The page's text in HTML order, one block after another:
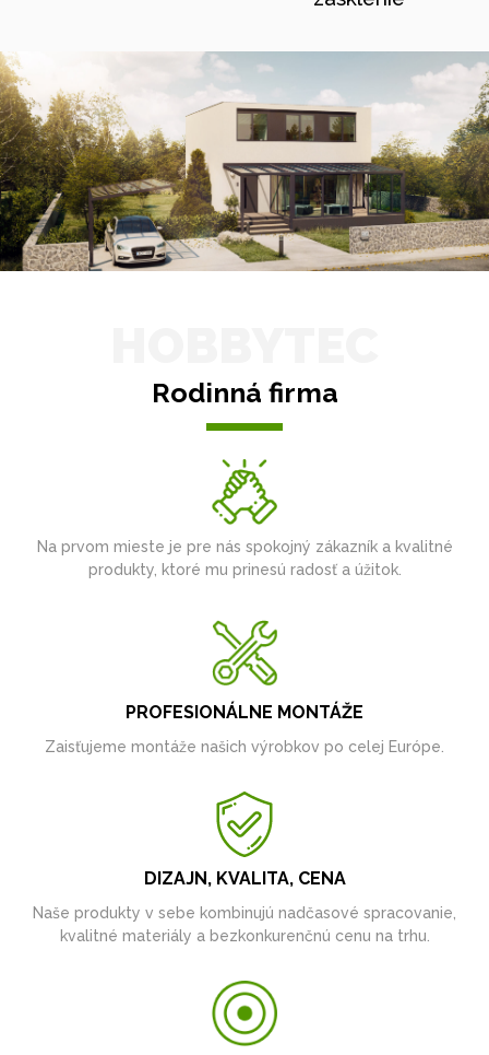
Rodinná firma
Na prvom mieste je pre nás spokojný zákazník a kvalitné
produkty, ktoré mu prinesú radosť a úžitok.
PROFESIONÁLNE MONTÁŽE
Zaisťujeme montáže našich výrobkov po celej Európe.
DIZAJN, KVALITA, CENA
Naše produkty v sebe kombinujú nadčasové spracovanie,
kvalitné materiály a bezkonkurenčnú cenu na trhu.